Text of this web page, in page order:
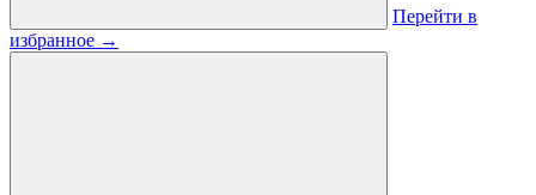
Перейти в
избранное →